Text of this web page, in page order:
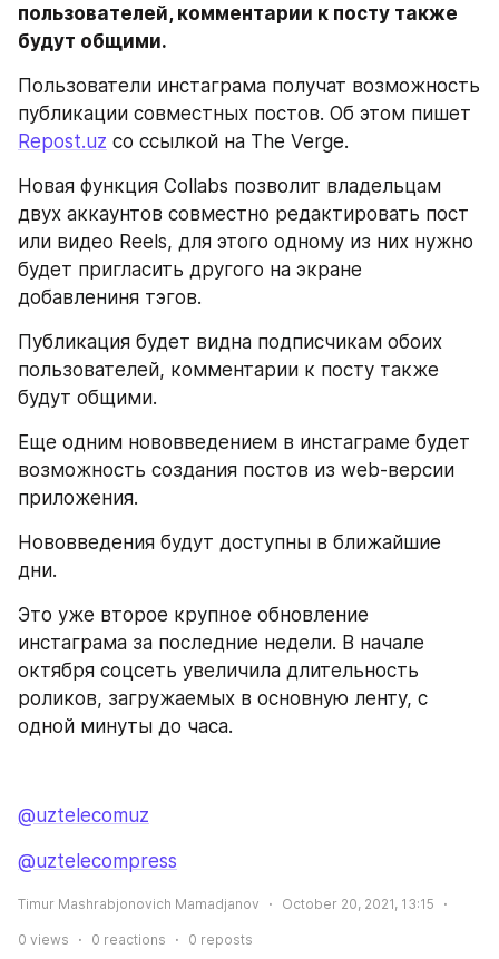
пользователей, комментарии к посту также
будут общими.
Пользователи инстаграма получат возможность
Repost.uz со ссылкой на The Verge.
Новая функция Collabs позволит владельцам
двух аккаунтов совместно редактировать пост
или видео Reels, для этого одному из них нужно
будет пригласить другого на экране
добавлениня тэгов.
Публикация будет видна подписчикам обоих
пользователей, комментарии к посту также
будут общими.
Еще одним нововведением в инстаграме будет
возможность создания постов из web-версии
приложения.
Нововведения будут доступны в ближайшие
дни.
Это уже второе крупное обновление
инстаграма за последние недели. В начале
октября соцсеть увеличила длительность
роликов, загружаемых в основную ленту, с
одной минуты до часа.
@uztelecomuz
@uztelecompress
Timur Mashrabjonovich Mamadjanov October 20, 2021, 13:15
0 views 0 reactions 0 reposts